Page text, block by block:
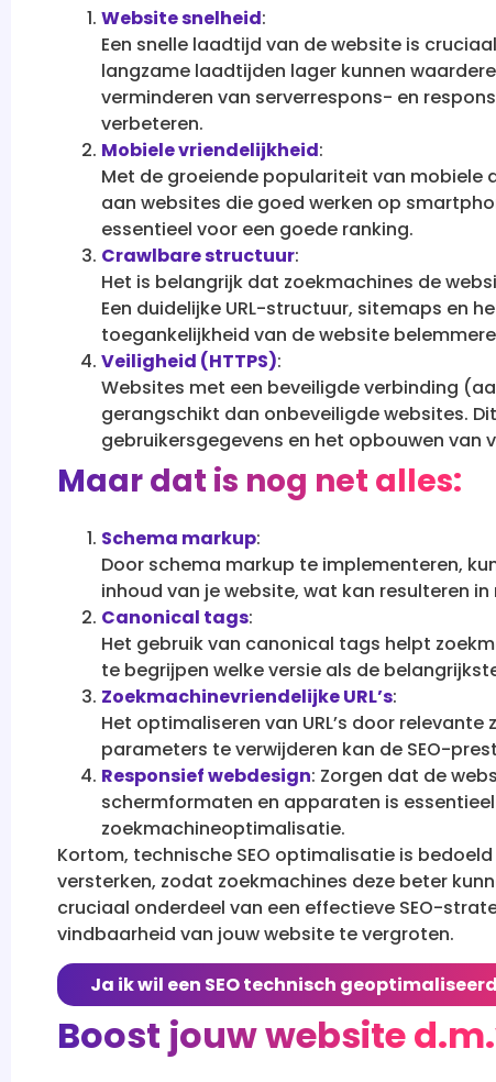
Website snelheid:
Een snelle laadtijd van de website is
langzame laadtijden lager kunnen
verminderen van serverrespons- en
verbeteren.
Mobiele vriendelijkheid:
Met de groeiende populariteit van mobiele
aan websites die goed werken op
essentieel voor een goede ranking.
Crawlbare structuur:
Het is belangrijk dat zoekmachines de
Een duidelijke URL-structuur, sitemaps en
toegankelijkheid van de website
Veiligheid (HTTPS):
Websites met een beveiligde verbinding
gerangschikt dan onbeveiligde websites.
gebruikersgegevens en het opbouwen van
Maar dat is nog net alles:
Schema markup:
Door schema markup te implementeren,
inhoud van je website, wat kan resulteren
Canonical tags:
Het gebruik van canonical tags helpt
te begrijpen welke versie als de
Zoekmachinevriendelijke URL’s:
Het optimaliseren van URL’s door
parameters te verwijderen kan de SEO-
Responsief webdesign: Zorgen dat de
schermformaten en apparaten is
zoekmachineoptimalisatie.
Kortom, technische SEO optimalisatie is
versterken, zodat zoekmachines deze beter
cruciaal onderdeel van een effectieve SEO-
vindbaarheid van jouw website te vergroten.
Ja ik wil een SEO technisch
Boost jouw website